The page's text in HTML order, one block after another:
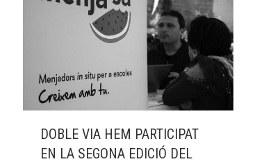
DOBLE VIA HEM PARTICIPAT
EN LA SEGONA EDICIÓ DEL